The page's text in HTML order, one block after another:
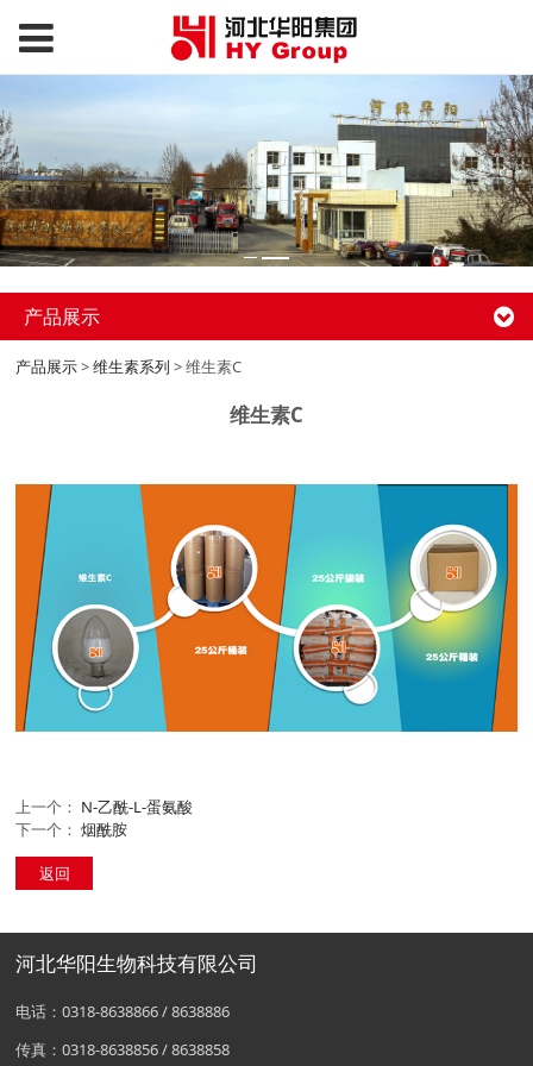
产品展示
产品展示>维生素系列 >维生素C
维生素C
上一个： N-乙酰-L-蛋氨酸
下一个： 烟酰胺
返回
河北华阳生物科技有限公司
电话：0318-8638866 / 8638886
传真：0318-8638856 / 8638858